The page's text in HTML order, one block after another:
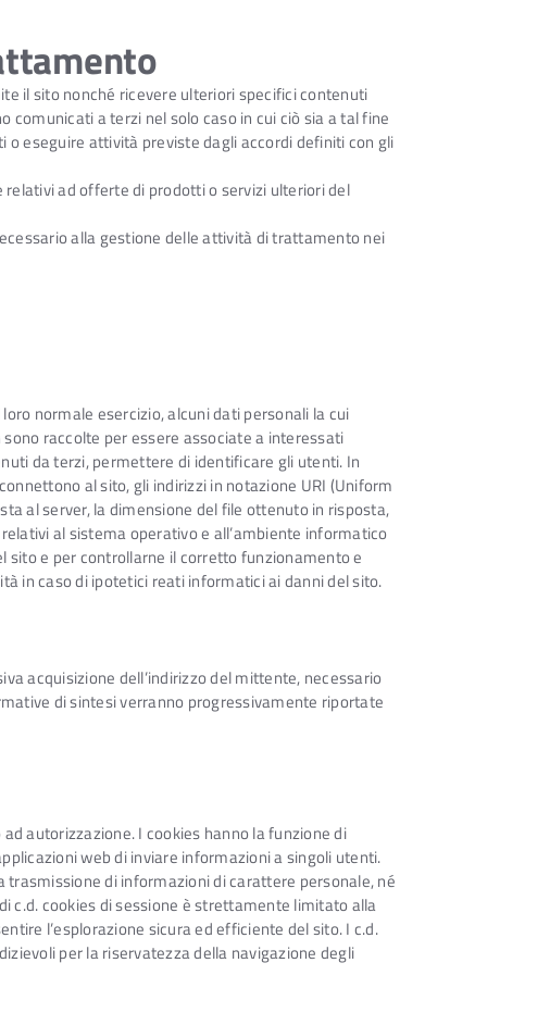
il sito nonché ricevere ulteriori specifici contenuti
a terzi nel solo caso in cui ciò sia a tal fine
eseguire attività previste dagli accordi definiti con gli
ad offerte di prodotti o servizi ulteriori del
alla gestione delle attività di trattamento nei
normale esercizio, alcuni dati personali la cui
raccolte per essere associate a interessati
da terzi, permettere di identificare gli utenti. In
al sito, gli indirizzi in notazione URI (Uniform
al server, la dimensione del file ottenuto in risposta,
al sistema operativo e all’ambiente informatico
sito e per controllarne il corretto funzionamento e
in caso di ipotetici reati informatici ai danni del sito.
acquisizione dell’indirizzo del mittente, necessario
di sintesi verranno progressivamente riportate
autorizzazione. I cookies hanno la funzione di
web di inviare informazioni a singoli utenti.
di informazioni di carattere personale, né
c.d. cookies di sessione è strettamente limitato alla
l’esplorazione sicura ed efficiente del sito. I c.d.
per la riservatezza della navigazione degli